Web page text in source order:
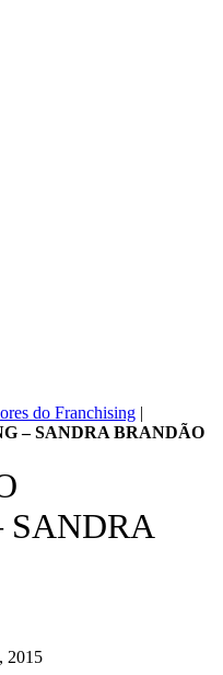
do Franchising |
– SANDRA BRANDÃO
SANDRA
2015